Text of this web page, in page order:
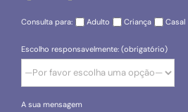
Consulta para: Adulto Criança Casal
Escolho responsavelmente: (obrigatório)
A sua mensagem